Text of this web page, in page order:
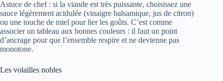
Astuce de chef : si la viande est très puissante, choisissez une
sauce légèrement acidulée (vinaigre balsamique, jus de citron)
ou une touche de miel pour lier les goûts. C’est comme
associer un tableau aux bonnes couleurs : il faut un point
d’ancrage pour que l’ensemble respire et ne devienne pas
monotone.
Les volailles nobles